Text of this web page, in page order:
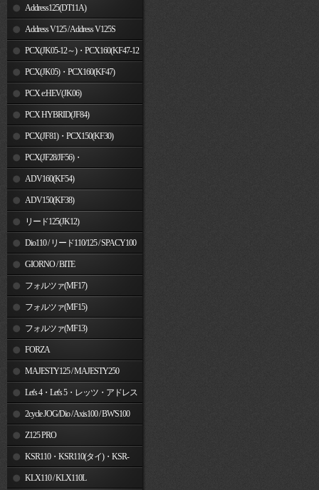
Address125(DT11A)
Address V125 / Address V125S
PCX(JK05-12～)・PCX160(KF47-12
～) PCX(JK05)・PCX160(KF47)
PCX e:HEV(JK06)
PCX HYBRID(JF84)
PCX(JF81)・PCX150(KF30)
PCX(JF28/JF56)・
PCX150(KF12/KF18)
ADV160(KF54)
ADV150(KF38)
リード125(JK12)
Dio110 / リード110/125 / SPACY100
GIORNO / BITE
フォルツァ(MF17)
フォルツァ(MF15)
フォルツァ(MF13)
FORZA
MAJESTY125 / MAJESTY250
Let's 4・Let's 5・レッツ・アドレス
V50 2cycle JOG/Dio / Axis100 / BW'S100
Z125 PRO
KSR110・KSR110(タイ)・KSR-
I/II・KSR PRO
KLX110 / KLX110L